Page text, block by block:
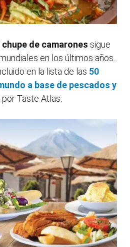
chupe de camarones sigue
en los últimos años.
en la lista de las 50
a base de pescados y
Taste Atlas.